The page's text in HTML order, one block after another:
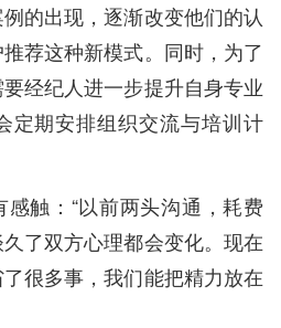
的出现，逐渐改变他们的认
荐这种新模式。同时，为了
经纪人进一步提升自身专业
定期安排组织交流与培训计
触：“以前两头沟通，耗费
了双方心理都会变化。现在
很多事，我们能把精力放在